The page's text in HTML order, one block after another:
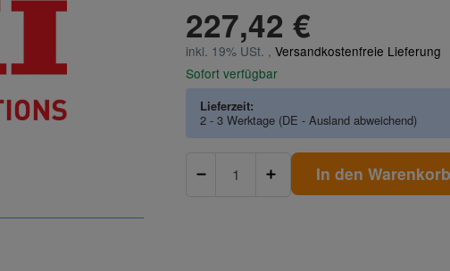
227,42 €
inkl. 19% USt. ,Versandkostenfreie Lieferung
Sofort verfügbar
Lieferzeit:
2 - 3 Werktage (DE - Ausland abweichend)
In den